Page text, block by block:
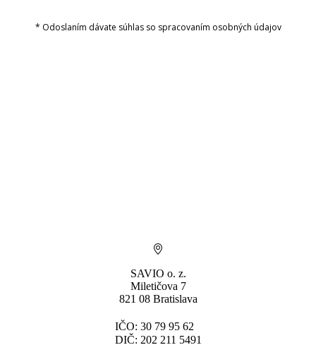
* Odoslaním dávate súhlas so spracovaním osobných údajov
SAVIO o. z.
Miletičova 7
821 08 Bratislava
IČO: 30 79 95 62
DIČ: 202 211 5491